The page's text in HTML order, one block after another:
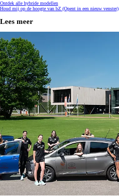
Ontdek alle hybride modellen
Houd mij op de hoogte van bZ (Opent in een nieuw venster)
Lees meer